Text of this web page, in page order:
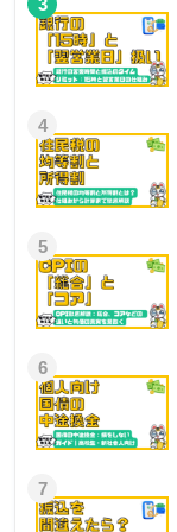
3
4
5
6
7